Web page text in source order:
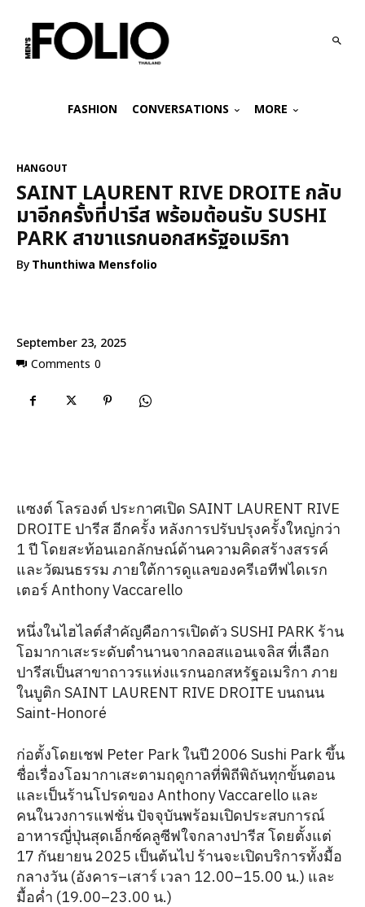
FASHION CONVERSATIONS MORE
September 23, 2025
Comments 0
HANGOUT
SAINT LAURENT RIVE DROITE กลับ
มาอีกครั้งที่ปารีส พร้อมต้อนรับ SUSHI
PARK สาขาแรกนอกสหรัฐอเมริกา
ByThunthiwa Mensfolio
แซงต์ โลรองต์ ประกาศเปิด SAINT LAURENT RIVE
DROITE ปารีส อีกครั้ง หลังการปรับปรุงครั้งใหญ่กว่า
1 ปี โดยสะท้อนเอกลักษณ์ด้านความคิดสร้างสรรค์
และวัฒนธรรม ภายใต้การดูแลของครีเอทีฟไดเรก
เตอร์ Anthony Vaccarello
หนึ่งในไฮไลต์สำคัญคือการเปิดตัว SUSHI PARK ร้าน
โอมากาเสะระดับตำนานจากลอสแอนเจลิส ที่เลือก
ปารีสเป็นสาขาถาวรแห่งแรกนอกสหรัฐอเมริกา ภาย
ในบูติก SAINT LAURENT RIVE DROITE บนถนน
Saint-Honoré
ก่อตั้งโดยเชฟ Peter Park ในปี 2006 Sushi Park ขึ้น
ชื่อเรื่องโอมากาเสะตามฤดูกาลที่พิถีพิถันทุกขั้นตอน
และเป็นร้านโปรดของ Anthony Vaccarello และ
คนในวงการแฟชั่น ปัจจุบันพร้อมเปิดประสบการณ์
อาหารญี่ปุ่นสุดเอ็กซ์คลูซีฟใจกลางปารีส โดยตั้งแต่
17 กันยายน 2025 เป็นต้นไป ร้านจะเปิดบริการทั้งมื้อ
กลางวัน (อังคาร–เสาร์ เวลา 12.00–15.00 น.) และ
มื้อค่ำ (19.00–23.00 น.)